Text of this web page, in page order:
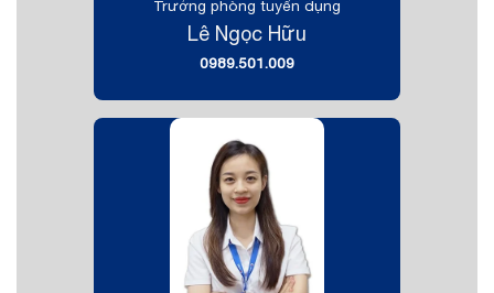
Trưởng phòng tuyển dụng
Lê Ngọc Hữu
0989.501.009